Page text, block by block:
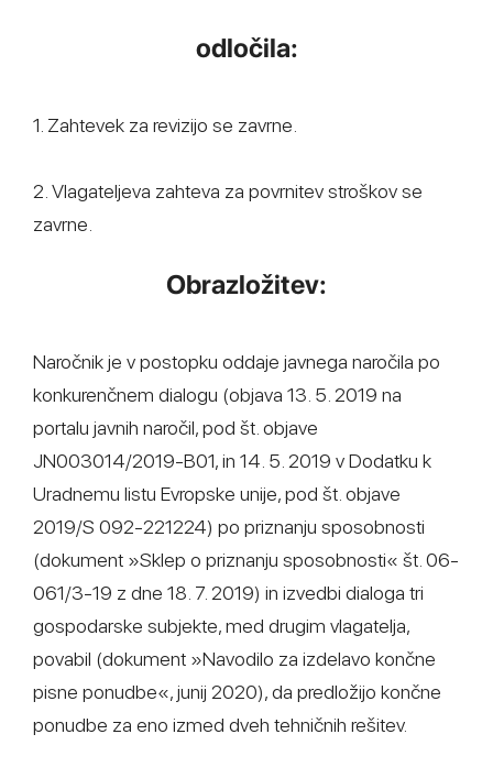
odločila:
1. Zahtevek za revizijo se zavrne.
2. Vlagateljeva zahteva za povrnitev stroškov se
zavrne.
Obrazložitev:
Naročnik je v postopku oddaje javnega naročila po
konkurenčnem dialogu (objava 13. 5. 2019 na
portalu javnih naročil, pod št. objave
JN003014/2019-B01, in 14. 5. 2019 v Dodatku k
Uradnemu listu Evropske unije, pod št. objave
2019/S 092-221224) po priznanju sposobnosti
(dokument »Sklep o priznanju sposobnosti« št. 06-
061/3-19 z dne 18. 7. 2019) in izvedbi dialoga tri
gospodarske subjekte, med drugim vlagatelja,
povabil (dokument »Navodilo za izdelavo končne
pisne ponudbe«, junij 2020), da predložijo končne
ponudbe za eno izmed dveh tehničnih rešitev.